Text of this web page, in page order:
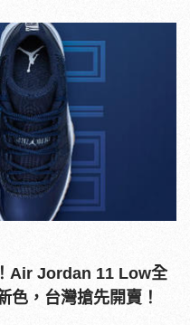
Air Jordan 11 Low全
，台灣搶先開賣！